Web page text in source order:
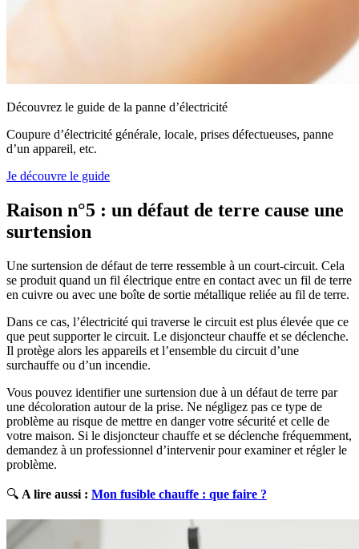
Découvrez le guide de la panne d’électricité
Coupure d’électricité générale, locale, prises défectueuses, panne
d’un appareil, etc.
Je découvre le guide
Raison n°5 : un défaut de terre cause une
surtension
Une surtension de défaut de terre ressemble à un court-circuit. Cela
se produit quand un fil électrique entre en contact avec un fil de terre
en cuivre ou avec une boîte de sortie métallique reliée au fil de terre.
Dans ce cas, l’électricité qui traverse le circuit est plus élevée que ce
que peut supporter le circuit. Le disjoncteur chauffe et se déclenche.
Il protège alors les appareils et l’ensemble du circuit d’une
surchauffe ou d’un incendie.
Vous pouvez identifier une surtension due à un défaut de terre par
une décoloration autour de la prise. Ne négligez pas ce type de
problème au risque de mettre en danger votre sécurité et celle de
votre maison. Si le disjoncteur chauffe et se déclenche fréquemment,
demandez à un professionnel d’intervenir pour examiner et régler le
problème.
🔍 A lire aussi : Mon fusible chauffe : que faire ?